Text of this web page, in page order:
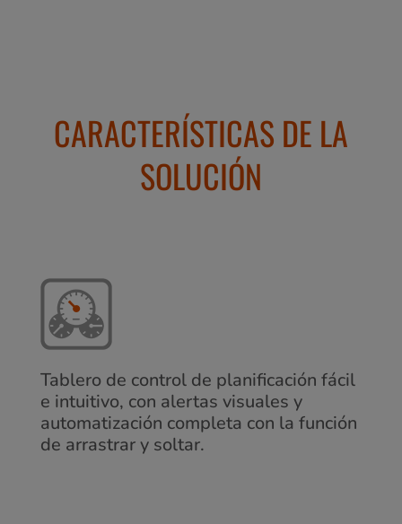
CARACTERÍSTICAS DE LA
SOLUCIÓN
Tablero de control de planificación fácil
e intuitivo, con alertas visuales y
automatización completa con la función
de arrastrar y soltar.